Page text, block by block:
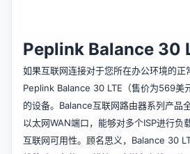
Peplink Balance 30
如果互联网连接对于您所在办公环境的正
Peplink Balance 30 LTE（售价为569美
的设备。Balance互联网路由器系列产品
以太网WAN端口，能够对多个ISP进行
互联网可用性。顾名思义，Balance 30